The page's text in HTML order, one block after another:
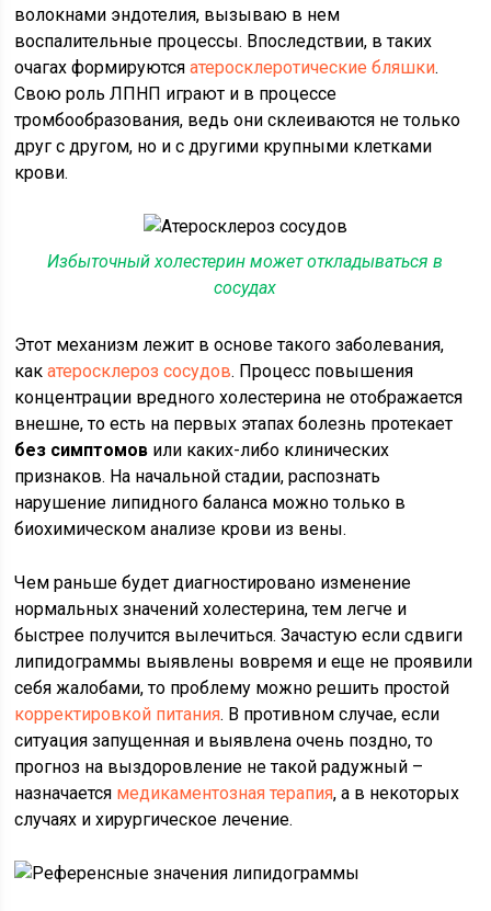
волокнами эндотелия, вызываю в нем
воспалительные процессы. Впоследствии, в таких
очагах формируютсяатеросклеротические бляшки.
Свою роль ЛПНП играют и в процессе
тромбообразования, ведь они склеиваются не только
друг с другом, но и с другими крупными клетками
крови.
Избыточный холестерин может откладываться в
сосудах
Этот механизм лежит в основе такого заболевания,
какатеросклероз сосудов. Процесс повышения
концентрации вредного холестерина не отображается
внешне, то есть на первых этапах болезнь протекает
без симптомов или каких-либо клинических
признаков. На начальной стадии, распознать
нарушение липидного баланса можно только в
биохимическом анализе крови из вены.
Чем раньше будет диагностировано изменение
нормальных значений холестерина, тем легче и
быстрее получится вылечиться. Зачастую если сдвиги
липидограммы выявлены вовремя и еще не проявили
себя жалобами, то проблему можно решить простой
корректировкой питания. В противном случае, если
ситуация запущенная и выявлена очень поздно, то
прогноз на выздоровление не такой радужный –
назначается медикаментозная терапия, а в некоторых
случаях и хирургическое лечение.